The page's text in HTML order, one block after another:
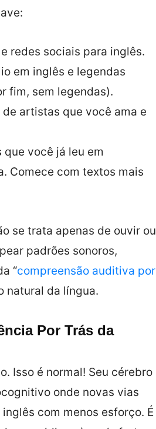
redes sociais para inglês.
em inglês e legendas
fim, sem legendas).
artistas que você ama e
você já leu em
Comece com textos mais
se trata apenas de ouvir ou
padrões sonoros,
“compreensão auditiva por
natural da língua.
Por Trás da
Isso é normal! Seu cérebro
onde novas vias
com menos esforço. É